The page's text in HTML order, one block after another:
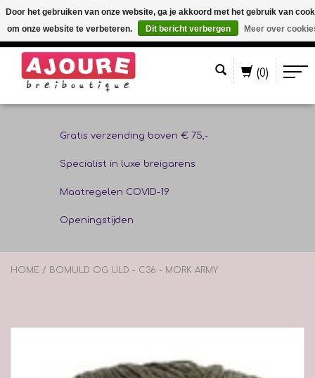
(0)
Gratis verzending boven € 75,-
Specialist in luxe breigarens
Maatregelen COVID-19
Openingstijden
HOME / BOMULD OG ULD - C36 - MORK ARMY
Door het gebruiken van onze website, ga je akkoord met het gebruik van
om onze website te verbeteren.
Dit bericht verbergen Meer over